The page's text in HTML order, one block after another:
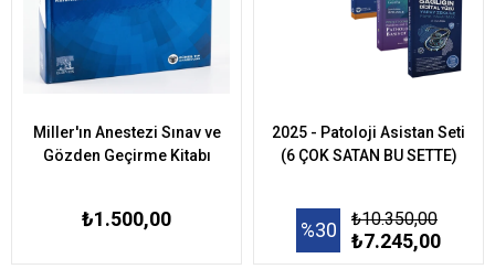
Miller'ın Anestezi Sınav ve
Gözden Geçirme Kitabı
₺1.500,00
2025 - Patoloji Asistan Seti
(6 ÇOK SATAN BU SETTE)
%30 ₺10.350,00
₺7.245,00